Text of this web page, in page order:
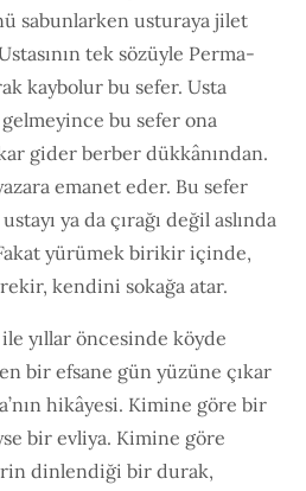
sabunlarken usturaya jilet
tek sözüyle Perma-
kaybolur bu sefer. Usta
bu sefer ona
gider berber dükkânından.
emanet eder. Bu sefer
ya da çırağı değil aslında
yürümek birikir içinde,
kendini sokağa atar.
yıllar öncesinde köyde
bir efsane gün yüzüne çıkar
hikâyesi. Kimine göre bir
bir evliya. Kimine göre
dinlendiği bir durak,